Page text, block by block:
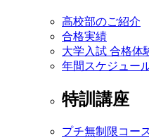
高校部のご紹介
合格実績
大学入試 合格体
年間スケジュー
特訓講座
プチ無制限コー